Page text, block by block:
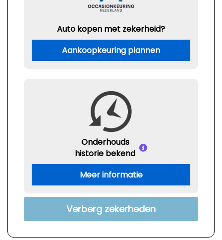
Auto kopen met zekerheid?
Aankoopkeuring plannen
Onderhouds
historie bekend
Meer informatie
Verberg zekerheden